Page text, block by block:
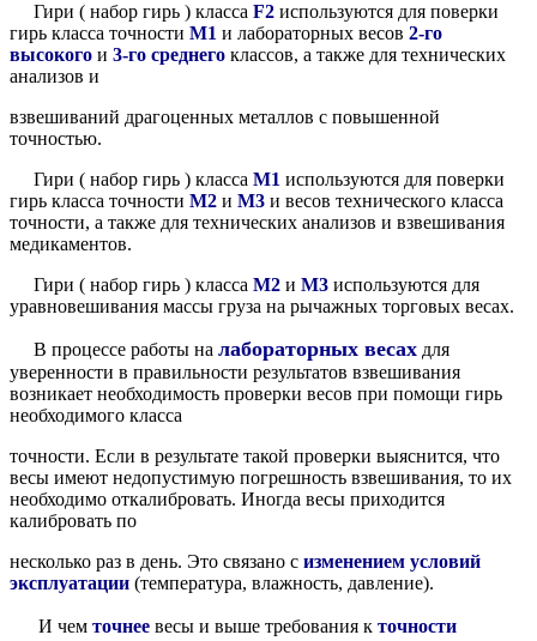
Гири ( набор гирь ) класса F2 используются для поверки
гирь класса точности М1 и лабораторных весов 2-го
высокого и 3-го среднего классов, а также для технических
анализов и
взвешиваний драгоценных металлов с повышенной
точностью.
Гири ( набор гирь ) класса М1 используются для поверки
гирь класса точности М2 и М3 и весов технического класса
точности, а также для технических анализов и взвешивания
медикаментов.
Гири ( набор гирь ) класса М2 и М3 используются для
уравновешивания массы груза на рычажных торговых весах.
В процессе работы на лабораторных весах для
уверенности в правильности результатов взвешивания
возникает необходимость проверки весов при помощи гирь
необходимого класса
точности. Если в результате такой проверки выяснится, что
весы имеют недопустимую погрешность взвешивания, то их
необходимо откалибровать. Иногда весы приходится
калибровать по
несколько раз в день. Это связано с изменением условий
эксплуатации (температура, влажность, давление).
И чем точнее весы и выше требования к точности